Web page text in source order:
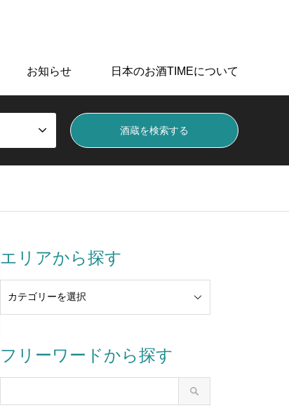
お知らせ 日本のお酒TIMEについて
エリアから探す
フリーワードから探す